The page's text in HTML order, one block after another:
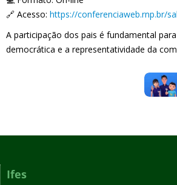
🔗 Acesso: https://conferenciaweb.rnp.br/
A participação dos pais é fundamental
democrática e a representatividade da
Ifes